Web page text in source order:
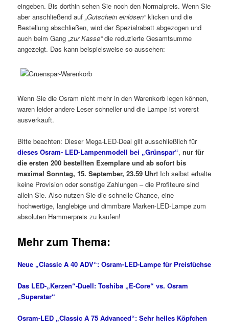
eingeben. Bis dorthin sehen Sie noch den Normalpreis. Wenn Sie
aber anschließend auf„Gutschein einlösen“klicken und die
Bestellung abschließen, wird der Spezialrabatt abgezogen und
auch beim Gang„zur Kasse“die reduzierte Gesamtsumme
angezeigt. Das kann beispielsweise so aussehen:
Wenn Sie die Osram nicht mehr in den Warenkorb legen können,
waren leider andere Leser schneller und die Lampe ist vorerst
ausverkauft.
Bitte beachten: Dieser Mega-LED-Deal gilt ausschließlich für
dieses Osram- LED-Lampenmodell bei „Grünspar“,nur für
die ersten 200 bestellten Exemplare und ab sofort bis
maximal Sonntag, 15. September, 23.59 Uhr! Ich selbst erhalte
keine Provision oder sonstige Zahlungen – die Profiteure sind
allein Sie. Also nutzen Sie die schnelle Chance, eine
hochwertige, langlebige und dimmbare Marken-LED-Lampe zum
absoluten Hammerpreis zu kaufen!
Mehr zum Thema:
Neue „Classic A 40 ADV“: Osram-LED-Lampe für Preisfüchse
Das LED-„Kerzen“-Duell: Toshiba „E-Core“ vs. Osram
„Superstar“
Osram-LED „Classic A 75 Advanced“: Sehr helles Köpfchen